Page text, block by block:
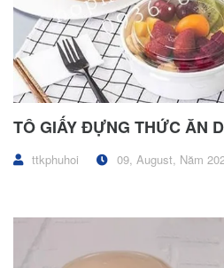
TÔ GIẤY ĐỰNG THỨC ĂN
ttkphuhoi 09, August, Năm